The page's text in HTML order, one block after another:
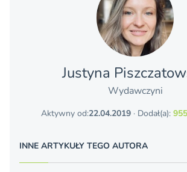
Justyna
Wydawczyni
Aktywny od:22.04.2019 · Dodał(a):
INNE ARTYKUŁY TEGO AUTORA